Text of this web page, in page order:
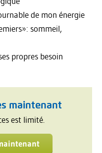
de mon énergie
sommeil,
propres besoin
maintenant
est limité.